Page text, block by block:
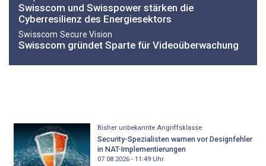
Swisscom und Swisspower stärken die
Cyberresilienz des Energiesektors
Swisscom Secure Vision
Swisscom gründet Sparte für Videoüberwachung
Bisher unbekannte Angriffsklasse
Security-Spezialisten warnen vor Designfehler
in NAT-Implementierungen
07.08.2026 - 11:49Uhr